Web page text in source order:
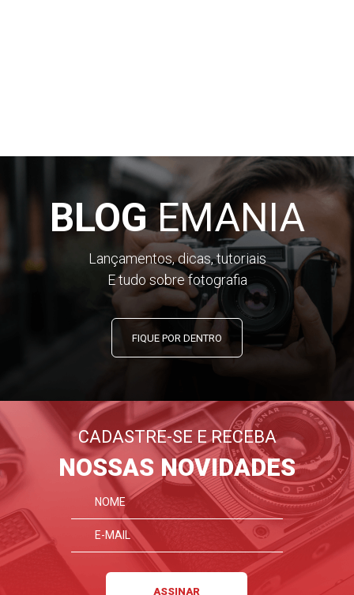
BLOGEMANIA
Lançamentos, dicas, tutoriais
E tudo sobre fotografia
FIQUE POR DENTRO
CADASTRE-SE E RECEBA
NOSSAS NOVIDADES